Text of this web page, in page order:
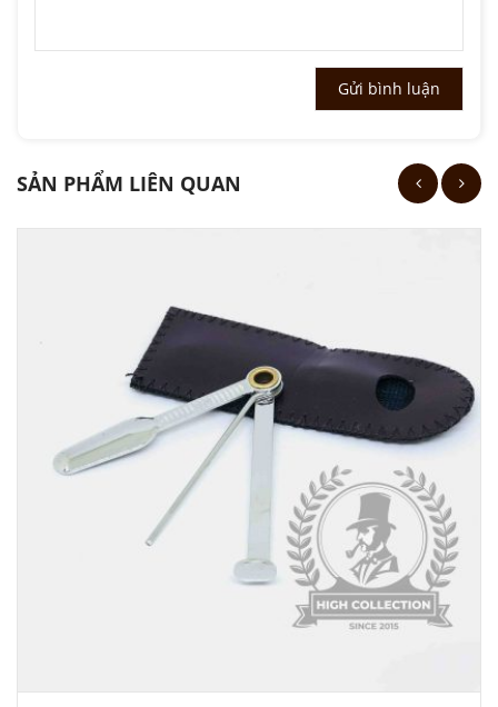
SẢN PHẨM LIÊN QUAN